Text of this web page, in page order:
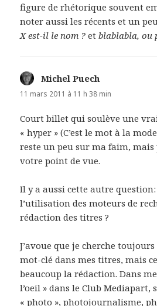
figure de rhétorique souvent
noter aussi les récents et un
X est-il le nom ? etblablabla, ou
Michel Puech
11 mars 2011 à 11 h 38 min
Court billet qui soulève une
« hyper » (C’est le mot à la
reste un peu sur ma faim,
votre point de vue.
Il y a aussi cette autre
l’utilisation des moteurs de
rédaction des titres ?
J’avoue que je cherche
mot-clé dans mes titres, mais
beaucoup la rédaction. Dans
l’oeil » dans le Club Mediapart,
« photo », photojournalisme,